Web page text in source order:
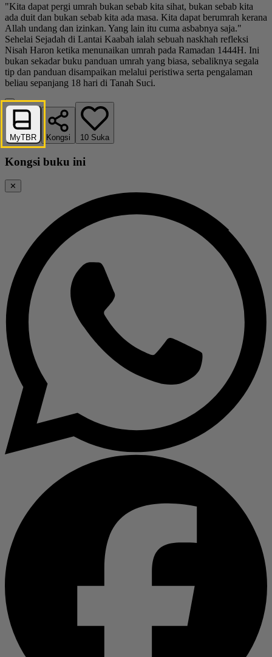
"Kita dapat pergi umrah bukan sebab kita sihat, bukan sebab kita
ada duit dan bukan sebab kita ada masa. Kita dapat berumrah kerana
Allah undang dan izinkan. Yang lain itu cuma asbabnya saja."
Sehelai Sejadah di Lantai Kaabah ialah sebuah naskhah refleksi
Nisah Haron ketika menunaikan umrah pada Ramadan 1444H. Ini
bukan sekadar buku panduan umrah yang biasa, sebaliknya segala
tip dan panduan disampaikan melalui peristiwa serta pengalaman
beliau sepanjang 18 hari di Tanah Suci.
MyTBR Kongsi 10 Suka
Kongsi buku ini
✕